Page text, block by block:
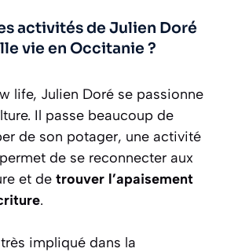
activités de Julien Doré
vie en Occitanie ?
life, Julien Doré se passionne
Il passe beaucoup de
de son potager, une activité
de se reconnecter aux
et de trouver l’apaisement
.
impliqué dans la